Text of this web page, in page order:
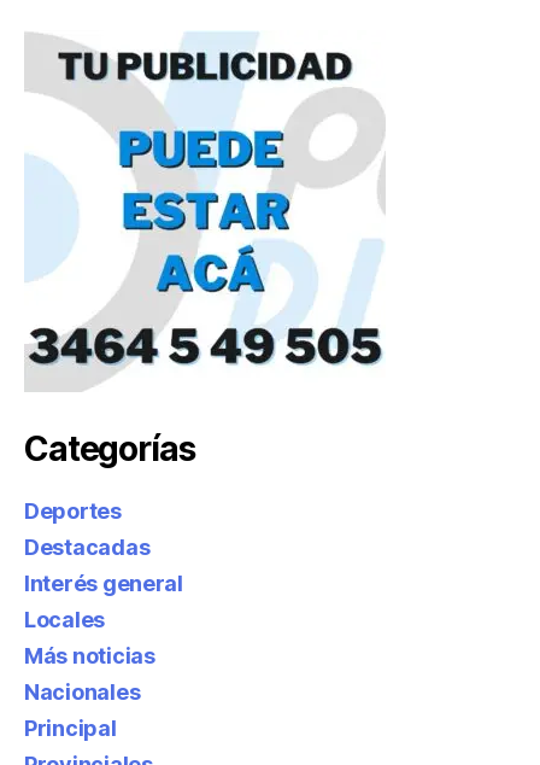
Categorías
Deportes
Destacadas
Interés general
Locales
Más noticias
Nacionales
Principal